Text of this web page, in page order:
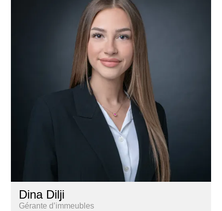
Dina Dilji
Gérante d’immeubles